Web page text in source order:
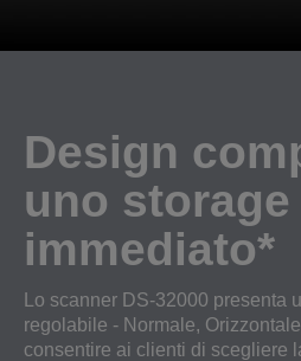
Design
uno storage
immediato*
Lo scanner DS-32000 presenta
regolabile - Normale,
consentire ai clienti di scegliere